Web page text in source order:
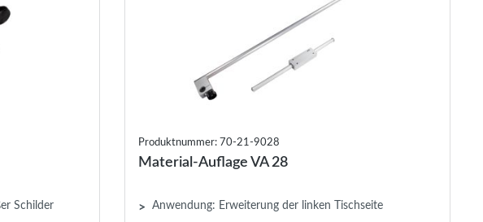
Schilder
Produktnummer: 70-21-9028
Material-Auflage VA 28
> Anwendung: Erweiterung der linken Tischseite